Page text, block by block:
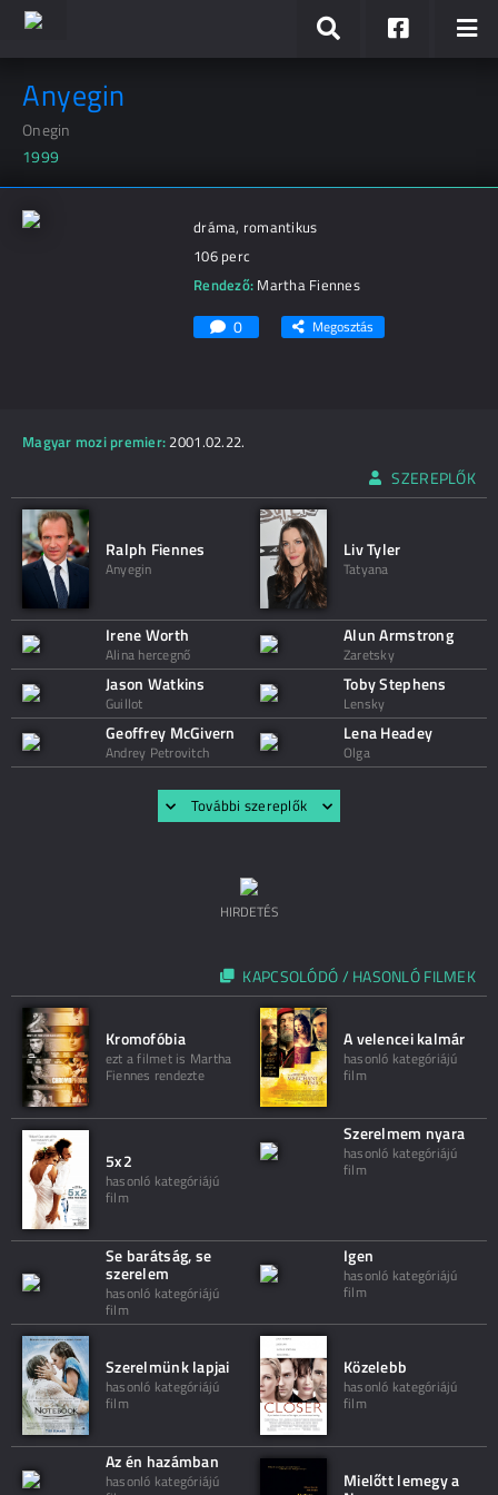
Anyegin
Onegin
1999
dráma, romantikus
106 perc
Rendező: Martha Fiennes
0 Megosztás
Magyar mozi premier: 2001.02.22.
SZEREPLŐK
Ralph Fiennes
Anyegin
Liv Tyler
Tatyana
Irene Worth
Alina hercegnő
Alun Armstrong
Zaretsky
Jason Watkins
Guillot
Toby Stephens
Lensky
Geoffrey McGivern
Andrey Petrovitch
Lena Headey
Olga
További szereplők
HIRDETÉS
KAPCSOLÓDÓ / HASONLÓ FILMEK
Kromofóbia
ezt a filmet is Martha
Fiennes rendezte
A velencei kalmár
hasonló kategóriájú
film
5x2
hasonló kategóriájú
film
Szerelmem nyara
hasonló kategóriájú
film
Se barátság, se
szerelem
hasonló kategóriájú
film
Igen
hasonló kategóriájú
film
Szerelmünk lapjai
hasonló kategóriájú
film
Közelebb
hasonló kategóriájú
film
Az én hazámban
hasonló kategóriájú Mielőtt lemegy a